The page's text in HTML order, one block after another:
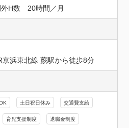
H数　20時間／月
浜東北線 蕨駅から徒歩8分
土日祝日休み 交通費支給
育児支援制度 退職金制度